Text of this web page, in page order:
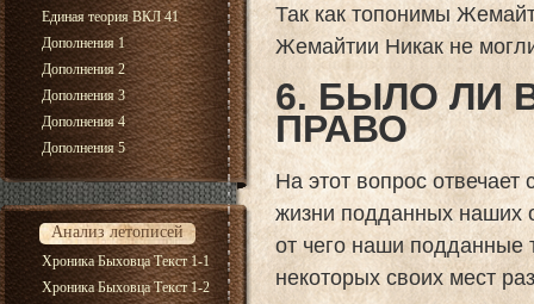
Единая теория ВКЛ 41
Дополнения 1
Дополнения 2
Дополнения 3
Дополнения 4
Дополнения 5
Анализ летописей
Хроника Быховца Текст 1-1
Хроника Быховца Текст 1-2
Так как топонимы
Жемайтии Никак не
6. БЫЛО ЛИ
ПРАВО
На этот вопрос
жизни подданных наших
от чего наши подданные
некоторых своих мест